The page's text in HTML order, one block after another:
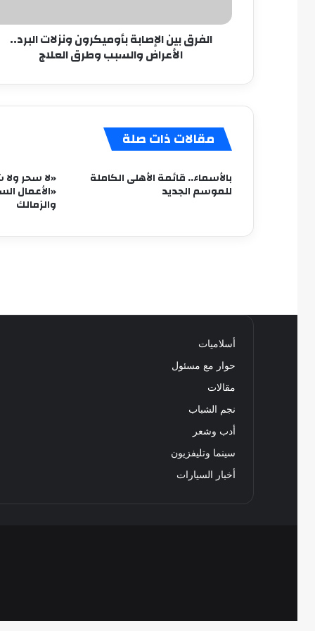
وطرق
العلاجالفرق بين الإصابة بأوميكرون ونزلات البرد..
الأعراض والسبب وطرق العلاج
مقالات ذات صلة
بالأسماء.. قائمة الأهلى الكاملة
للموسم الجديد
«لا سحر
«الأعمال
والزمالك
أسلاميات
حوار مع مسئول
مقالات
نجم الشباب
أدب وشعر
سينما وتليفزيون
أخبار السيارات